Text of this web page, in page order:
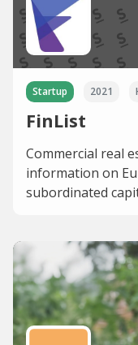
Startup 2021
FinList
Commercial real
information on
subordinated